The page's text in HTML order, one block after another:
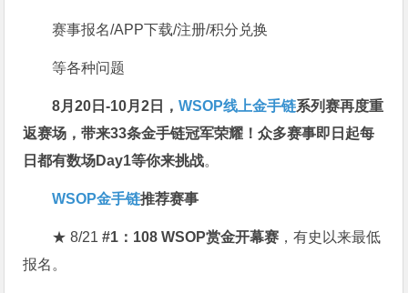
赛事报名/APP下载/注册/积分兑换
等各种问题
8月20日-10月2日，WSOP线上金手链系列赛再度重
返赛场 ，带来33条金手链冠军荣耀！众多赛事即日起每
日都有数场Day1等你来挑战。
WSOP金手链推荐赛事
★ 8/21#1：108 WSOP赏金开幕赛 ，有史以来最低
报名。